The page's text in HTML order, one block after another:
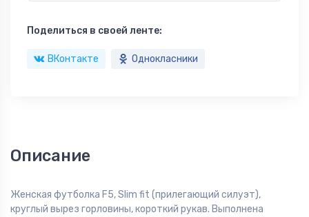
Поделиться в своей ленте:
ВКонтакте Однокласники
Описание
Женская футболка F5, Slim fit (прилегающий силуэт),
круглый вырез горловины, короткий рукав. Выполнена